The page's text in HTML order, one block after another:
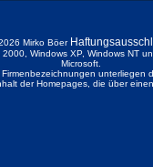
Mirko Böer
Windows XP, Windows NT
Microsoft.
unterliegen
der Homepages, die über